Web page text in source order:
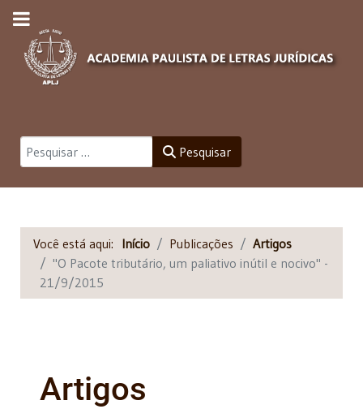
Pesquisar Pesquisar
Você está aqui: Início Publicações
Artigos
"O Pacote tributário, um paliativo inútil e nocivo" -
21/9/2015
Artigos